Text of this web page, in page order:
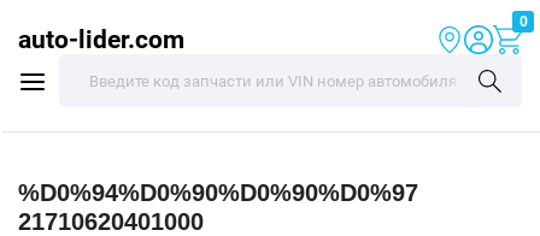
auto-lider.com
0
%D0%94%D0%90%D0%90%D0%97
21710620401000